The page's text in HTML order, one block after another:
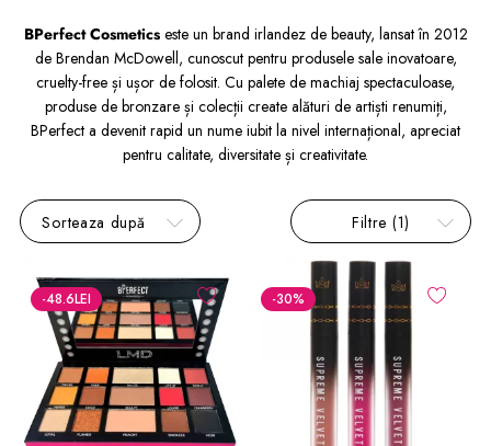
BPerfect Cosmeticseste un brand irlandez de beauty, lansat în 2012
de Brendan McDowell, cunoscut pentru produsele sale inovatoare,
cruelty-free și ușor de folosit. Cu palete de machiaj spectaculoase,
produse de bronzare și colecții create alături de artiști renumiți,
BPerfect a devenit rapid un nume iubit la nivel internațional, apreciat
pentru calitate, diversitate și creativitate.
Sorteaza după Filtre (1)
-48.6LEI -30%